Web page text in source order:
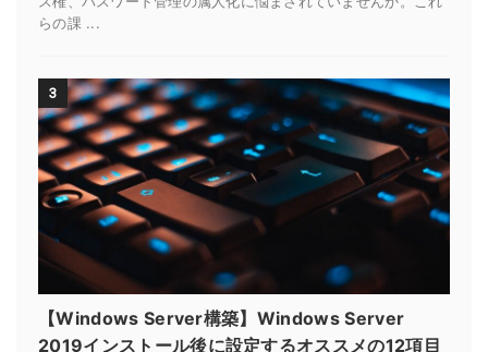
らの課 ...
3
【Windows Server構築】Windows Server
2019インストール後に設定するオススメの12項目